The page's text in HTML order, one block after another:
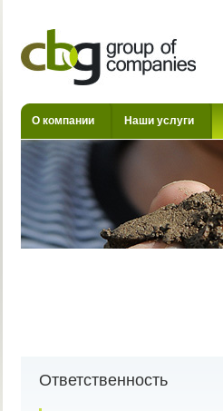
О компании Наши услуги
Ответственность